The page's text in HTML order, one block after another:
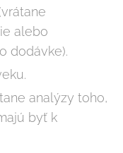
alebo
dodávke).
analýzy toho,
byť k